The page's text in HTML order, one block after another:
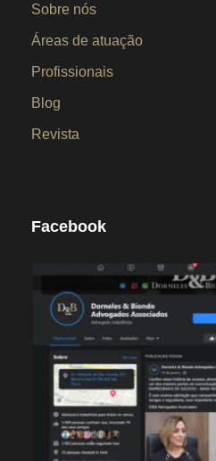
Sobre nós
Áreas de atuação
Profissionais
Blog
Revista
Facebook